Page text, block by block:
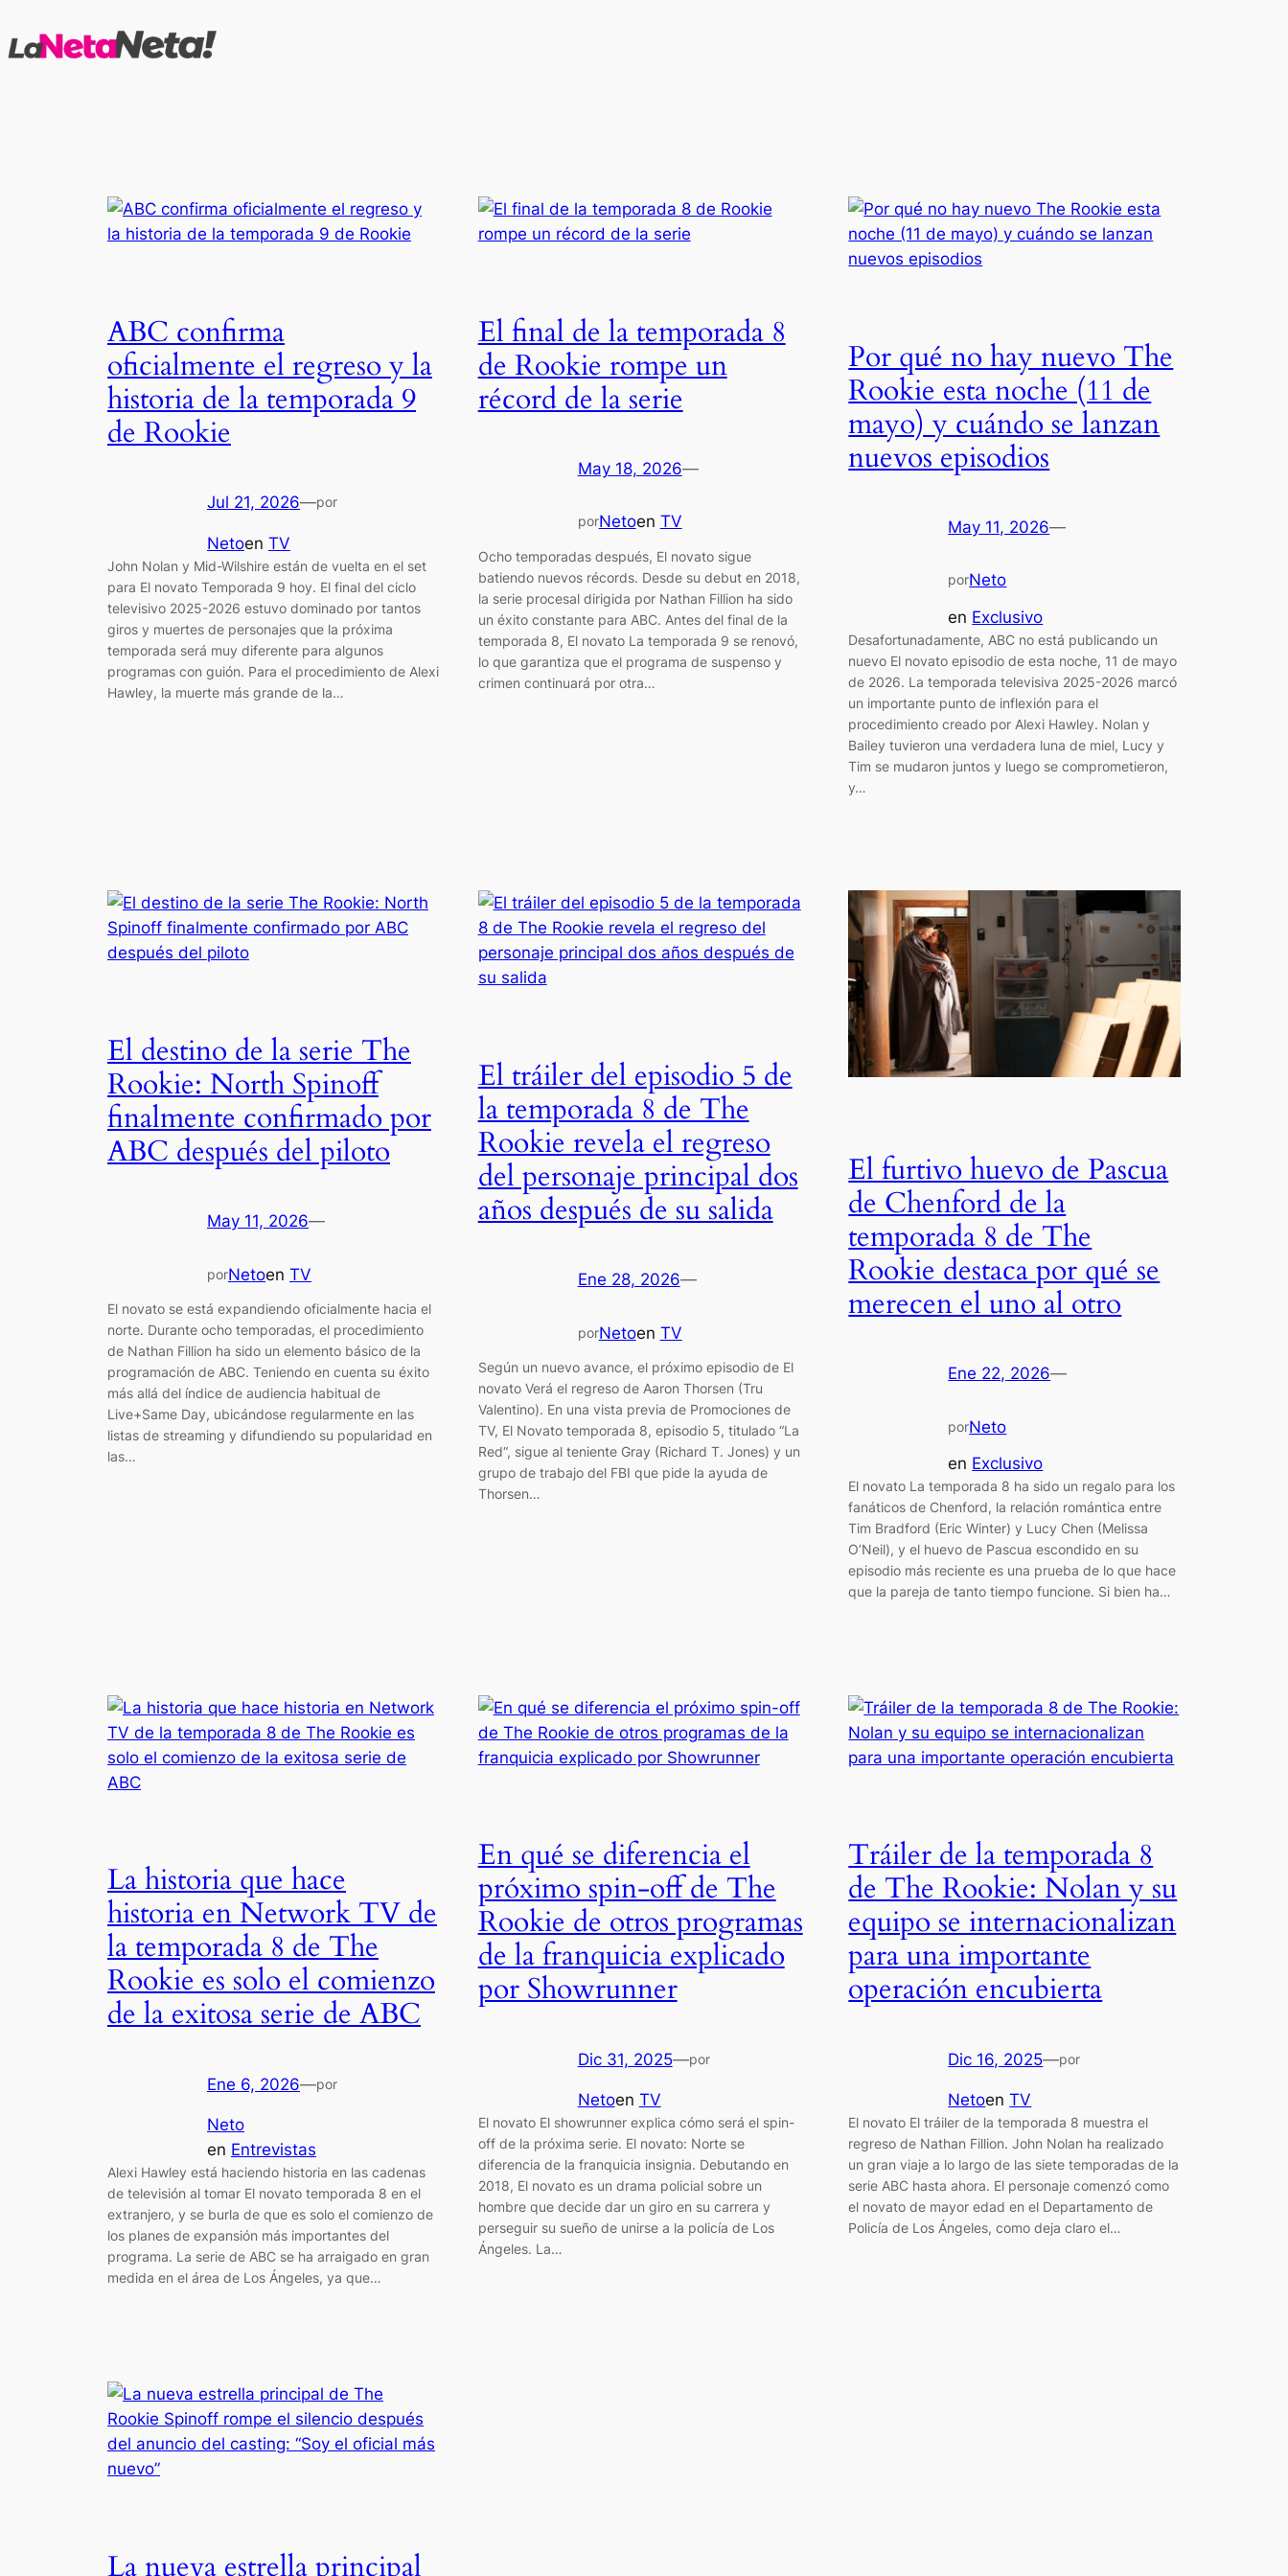
al
ABC confirma
oficialmente el regreso y la
historia de la temporada 9
de Rookie
Jul 21, 2026—por
Netoen TV
John Nolan y Mid-Wilshire están de vuelta en el set
para El novato Temporada 9 hoy. El final del ciclo
televisivo 2025-2026 estuvo dominado por tantos
giros y muertes de personajes que la próxima
temporada será muy diferente para algunos
programas con guión. Para el procedimiento de Alexi
Hawley, la muerte más grande de la…
El final de la temporada 8
de Rookie rompe un
récord de la serie
May 18, 2026—
porNetoen TV
Ocho temporadas después, El novato sigue
batiendo nuevos récords. Desde su debut en 2018,
la serie procesal dirigida por Nathan Fillion ha sido
un éxito constante para ABC. Antes del final de la
temporada 8, El novato La temporada 9 se renovó,
lo que garantiza que el programa de suspenso y
crimen continuará por otra…
Por qué no hay nuevo The
Rookie esta noche (11 de
mayo) y cuándo se lanzan
nuevos episodios
May 11, 2026—
porNeto
en Exclusivo
Desafortunadamente, ABC no está publicando un
nuevo El novato episodio de esta noche, 11 de mayo
de 2026. La temporada televisiva 2025-2026 marcó
un importante punto de inflexión para el
procedimiento creado por Alexi Hawley. Nolan y
Bailey tuvieron una verdadera luna de miel, Lucy y
Tim se mudaron juntos y luego se comprometieron,
y…
El destino de la serie The
Rookie: North Spinoff
finalmente confirmado por
ABC después del piloto
May 11, 2026—
porNetoen TV
El novato se está expandiendo oficialmente hacia el
norte. Durante ocho temporadas, el procedimiento
de Nathan Fillion ha sido un elemento básico de la
programación de ABC. Teniendo en cuenta su éxito
más allá del índice de audiencia habitual de
Live+Same Day, ubicándose regularmente en las
listas de streaming y difundiendo su popularidad en
las…
El tráiler del episodio 5 de
la temporada 8 de The
Rookie revela el regreso
del personaje principal dos
años después de su salida
Ene 28, 2026—
porNetoen TV
Según un nuevo avance, el próximo episodio de El
novato Verá el regreso de Aaron Thorsen (Tru
Valentino). En una vista previa de Promociones de
TV, El Novato temporada 8, episodio 5, titulado “La
Red“, sigue al teniente Gray (Richard T. Jones) y un
grupo de trabajo del FBI que pide la ayuda de
Thorsen…
El furtivo huevo de Pascua
de Chenford de la
temporada 8 de The
Rookie destaca por qué se
merecen el uno al otro
Ene 22, 2026—
porNeto
en Exclusivo
El novato La temporada 8 ha sido un regalo para los
fanáticos de Chenford, la relación romántica entre
Tim Bradford (Eric Winter) y Lucy Chen (Melissa
O’Neil), y el huevo de Pascua escondido en su
episodio más reciente es una prueba de lo que hace
que la pareja de tanto tiempo funcione. Si bien ha…
La historia que hace
historia en Network TV de
la temporada 8 de The
Rookie es solo el comienzo
de la exitosa serie de ABC
Ene 6, 2026—por
Neto
en Entrevistas
Alexi Hawley está haciendo historia en las cadenas
de televisión al tomar El novato temporada 8 en el
extranjero, y se burla de que es solo el comienzo de
los planes de expansión más importantes del
programa. La serie de ABC se ha arraigado en gran
medida en el área de Los Ángeles, ya que…
En qué se diferencia el
próximo spin-off de The
Rookie de otros programas
de la franquicia explicado
por Showrunner
Dic 31, 2025—por
Netoen TV
El novato El showrunner explica cómo será el spin-
off de la próxima serie. El novato: Norte se
diferencia de la franquicia insignia. Debutando en
2018, El novato es un drama policial sobre un
hombre que decide dar un giro en su carrera y
perseguir su sueño de unirse a la policía de Los
Ángeles. La…
Tráiler de la temporada 8
de The Rookie: Nolan y su
equipo se internacionalizan
para una importante
operación encubierta
Dic 16, 2025—por
NetoenTV
El novato El tráiler de la temporada 8 muestra el
regreso de Nathan Fillion. John Nolan ha realizado
un gran viaje a lo largo de las siete temporadas de la
serie ABC hasta ahora. El personaje comenzó como
el novato de mayor edad en el Departamento de
Policía de Los Ángeles, como deja claro el…
La nueva estrella principal